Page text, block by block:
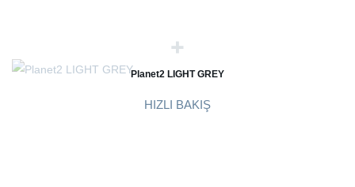
Planet2 LIGHT GREY
HIZLI BAKIŞ